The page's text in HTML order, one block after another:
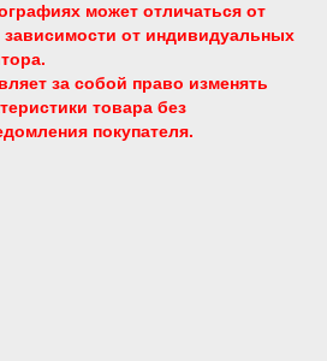
может отличаться от
зависимости от индивидуальных
за собой право изменять
товара без
покупателя.